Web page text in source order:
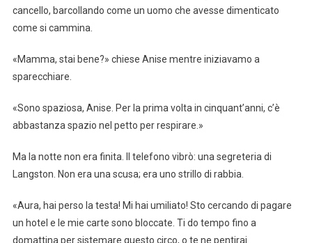
cancello, barcollando come un uomo che avesse dimenticato
come si cammina.
«Mamma, stai bene?» chiese Anise mentre iniziavamo a
sparecchiare.
«Sono spaziosa, Anise. Per la prima volta in cinquant’anni, c’è
abbastanza spazio nel petto per respirare.»
Ma la notte non era finita. Il telefono vibrò: una segreteria di
Langston. Non era una scusa; era uno strillo di rabbia.
«Aura, hai perso la testa! Mi hai umiliato! Sto cercando di pagare
un hotel e le mie carte sono bloccate. Ti do tempo fino a
domattina per sistemare questo circo, o te ne pentirai